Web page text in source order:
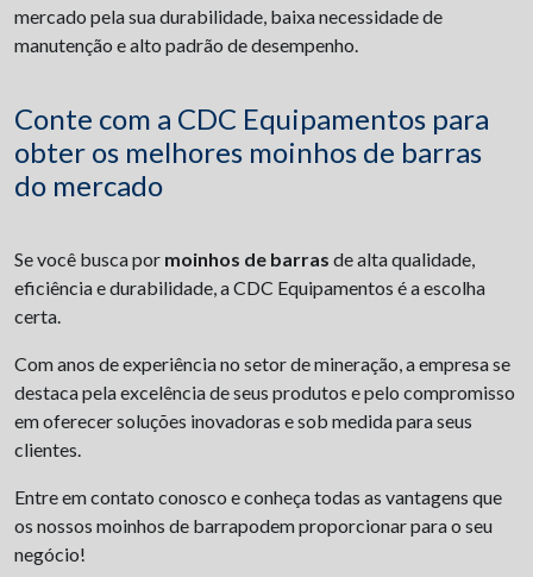
mercado pela sua durabilidade, baixa necessidade de
manutenção e alto padrão de desempenho.
Conte com a CDC Equipamentos para
obter os melhores moinhos de barras
do mercado
Se você busca por moinhos de barras de alta qualidade,
eficiência e durabilidade, a CDC Equipamentos é a escolha
certa.
Com anos de experiência no setor de mineração, a empresa se
destaca pela excelência de seus produtos e pelo compromisso
em oferecer soluções inovadoras e sob medida para seus
clientes.
Entre em contato conosco e conheça todas as vantagens que
os nossos moinhos de barrapodem proporcionar para o seu
negócio!